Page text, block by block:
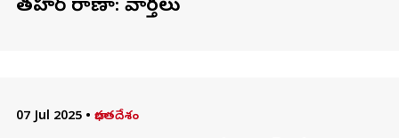
తహవూర్ రాణా: వార్తలు
07 Jul 2025 • భారతదేశం